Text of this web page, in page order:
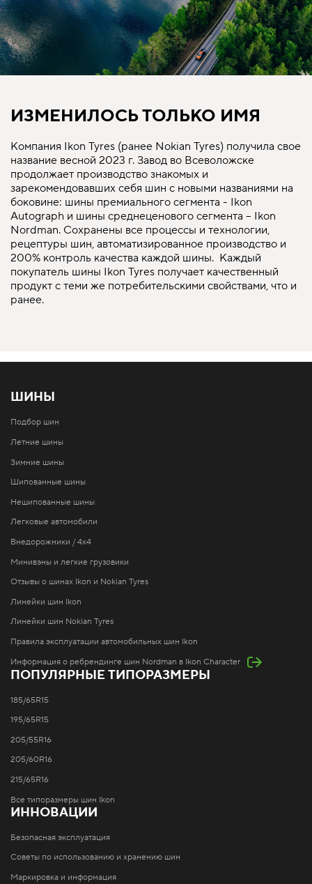
ИЗМЕНИЛОСЬ ТОЛЬКО ИМЯ
Компания Ikon Tyres (ранее Nokian Tyres) получила свое
название весной 2023 г. Завод во Всеволожске
продолжает производство знакомых и
зарекомендовавших себя шин с новыми названиями на
боковине: шины премиального сегмента - Ikon
Autograph и шины среднеценового сегмента – Ikon
Nordman. Сохранены все процессы и технологии,
рецептуры шин, автоматизированное производство и
200% контроль качества каждой шины. Каждый
покупатель шины Ikon Tyres получает качественный
продукт с теми же потребительскими свойствами, что и
ранее.
ШИНЫ
Подбор шин
Летние шины
Зимние шины
Шипованные шины
Нешипованные шины
Легковые автомобили
Внедорожники / 4x4
Минивэны и легкие грузовики
Отзывы о шинах Ikon и Nokian Tyres
Линейки шин Ikon
Линейки шин Nokian Tyres
Правила эксплуатации автомобильных шин Ikon
Информация о ребрендинге шин Nordman в Ikon Character
ПОПУЛЯРНЫЕ ТИПОРАЗМЕРЫ
185/65R15
195/65R15
205/55R16
205/60R16
215/65R16
Все типоразмеры шин Ikon
ИННОВАЦИИ
Безопасная эксплуатация
Советы по использованию и хранению шин
Маркировка и информация